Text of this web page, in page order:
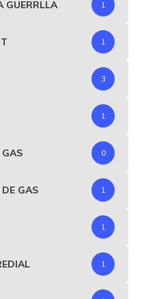
GUERRLLA 1
1
3
1
0
GAS 1
1
1